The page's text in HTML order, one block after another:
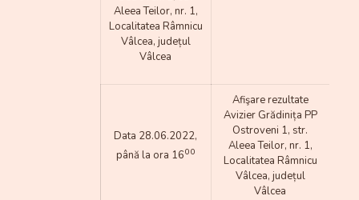
Aleea Teilor, nr. 1,
Localitatea Râmnicu
Vâlcea, județul
Vâlcea
Data 28.06.2022,
până la ora 1600
Afişare rezultate
Avizier Grădinița PP
Ostroveni 1, str.
Aleea Teilor, nr. 1,
Localitatea Râmnicu
Vâlcea, județul
Vâlcea